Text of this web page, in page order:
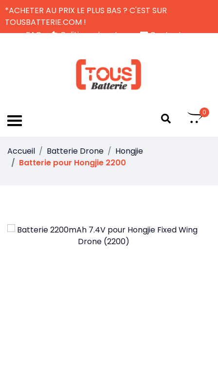
*ACHETER AU PRIX LE PLUS BAS ? C'EST SUR
TOUSBATTERIE.COM !
FAQ
Politique de retour
Contactez-nous
0
Accueil Batterie Drone
Hongjie
Batterie pour Hongjie 2200